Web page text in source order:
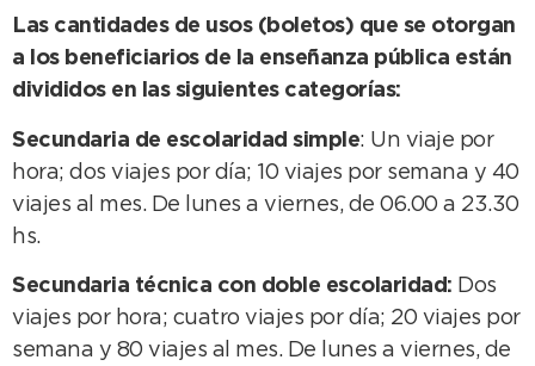
Las cantidades de usos (boletos) que se otorgan
a los beneficiarios de la enseñanza pública están
divididos en las siguientes categorías:
Secundaria de escolaridad simple: Un viaje por
hora; dos viajes por día; 10 viajes por semana y 40
viajes al mes. De lunes a viernes, de 06.00 a 23.30
hs.
Secundaria técnica con doble escolaridad: Dos
viajes por hora; cuatro viajes por día; 20 viajes por
semana y 80 viajes al mes. De lunes a viernes, de